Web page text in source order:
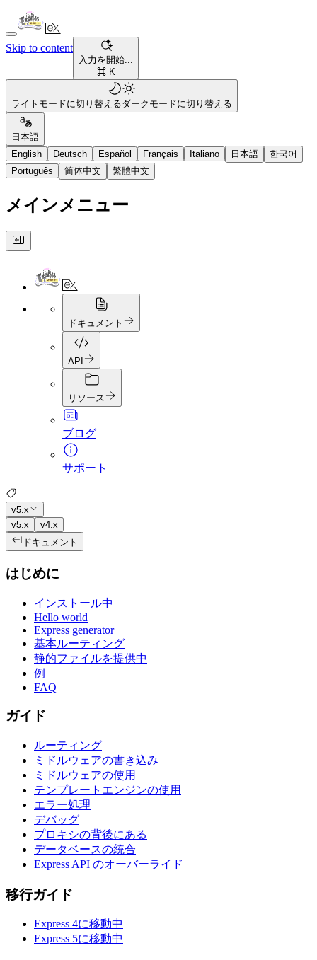
Skip to content
入力を開始...
⌘ K
ライトモードに切り替えるダークモードに切り替える
日本語
English
Deutsch Español Français Italiano 日本語
한국어
Português
简体中文 繁體中文
メインメニュー
ドキュメント
API
リソース
ブログ
サポート
v5.x
v5.x
v4.x
ドキュメント
はじめに
インストール中
Hello world
Express generator
基本ルーティング
静的ファイルを提供中
例
FAQ
ガイド
ルーティング
ミドルウェアの書き込み
ミドルウェアの使用
テンプレートエンジンの使用
エラー処理
デバッグ
プロキシの背後にある
データベースの統合
Express API のオーバーライド
移行ガイド
Express 4に移動中
Express 5に移動中